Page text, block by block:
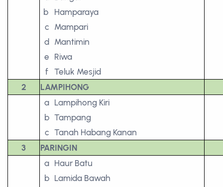
b
Hamparaya
c Mampari
d Mantimin
e Riwa
f Teluk Mesjid
2
LAMPIHONG
a Lampihong Kiri
b Tampang
c Tanah Habang Kanan
3
PARINGIN
a Haur Batu
b Lamida Bawah